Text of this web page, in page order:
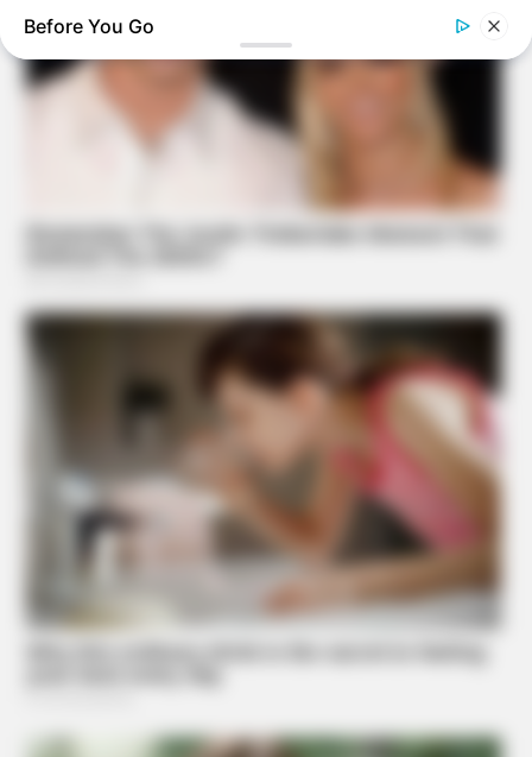
FRIDAY PLANS
Men Are Ditching $80 Viagra For This 87¢ Blue Pill
Before You Go